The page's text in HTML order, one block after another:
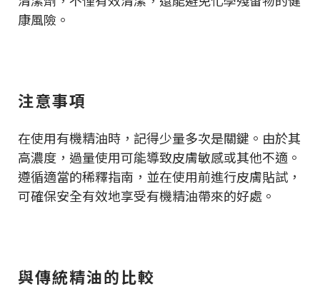
康風險。
注意事項
在使用有機精油時，記得少量多次是關鍵。由於其
高濃度，過量使用可能導致皮膚敏感或其他不適。
遵循適當的稀釋指南，並在使用前進行皮膚貼試，
可確保安全有效地享受有機精油帶來的好處。
與傳統精油的比較